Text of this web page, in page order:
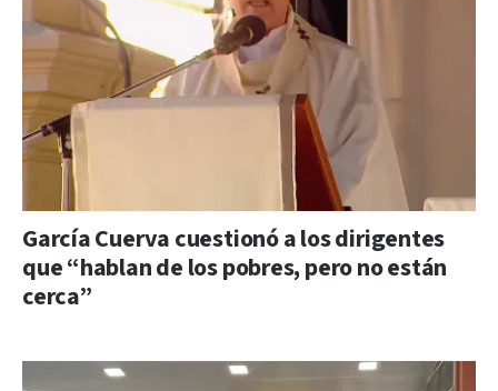
García Cuerva cuestionó a los dirigentes
que “hablan de los pobres, pero no están
cerca”